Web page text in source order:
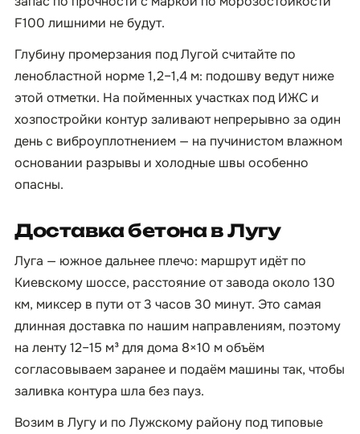
F100 лишними не будут.
Глубину промерзания под Лугой считайте по
ленобластной норме 1,2–1,4 м: подошву ведут ниже
этой отметки. На пойменных участках под ИЖС и
хозпостройки контур заливают непрерывно за один
день с виброуплотнением — на пучинистом влажном
основании разрывы и холодные швы особенно
опасны.
Доставка бетона в Лугу
Луга — южное дальнее плечо: маршрут идёт по
Киевскому шоссе, расстояние от завода около 130
км, миксер в пути от 3 часов 30 минут. Это самая
длинная доставка по нашим направлениям, поэтому
на ленту 12–15 м³ для дома 8×10 м объём
согласовываем заранее и подаём машины так, чтобы
заливка контура шла без пауз.
Возим в Лугу и по Лужскому району под типовые